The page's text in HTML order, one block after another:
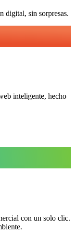
digital, sin sorpresas.
inteligente, hecho
con un solo clic.